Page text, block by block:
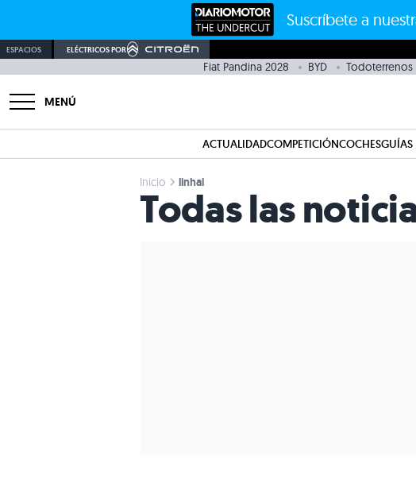
Suscríbete a
ESPACIOS ELÉCTRICOS POR
Fiat Pandina 2028 BYD Todoterrenos
MENÚ
ACTUALIDADCOMPETICIÓNCOCHESGUÍAS
Inicio linhai
Todas las